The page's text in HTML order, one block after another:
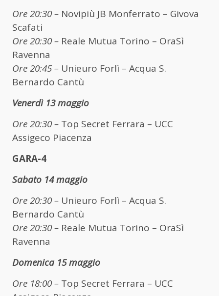
Ore 20:30 – Novipiù JB Monferrato – Givova
Scafati
Ore 20:30 – Reale Mutua Torino – OraSì
Ravenna
Ore 20:45 – Unieuro Forlì – Acqua S.
Bernardo Cantù
Venerdì 13 maggio
Ore 20:30 – Top Secret Ferrara – UCC
Assigeco Piacenza
GARA-4
Sabato 14 maggio
Ore 20:30 – Unieuro Forlì – Acqua S.
Bernardo Cantù
Ore 20:30 – Reale Mutua Torino – OraSì
Ravenna
Domenica 15 maggio
Ore 18:00 – Top Secret Ferrara – UCC